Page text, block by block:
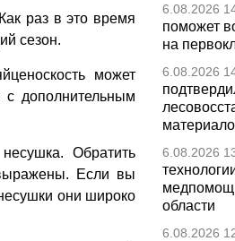
раз в это время
сезон.
может
с дополнительным
Обратить
Если вы
они широко
6.08.2026
поможет
на
6.08.2026
6.08.2026
области
6.08.2026